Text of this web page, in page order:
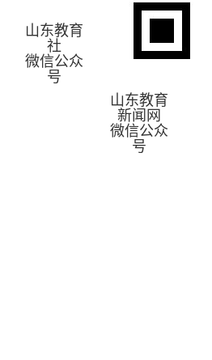
山东教育
社
微信公众
号
山东教育
新闻网
微信公众
号